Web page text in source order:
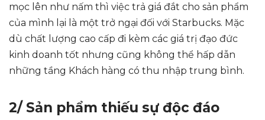
mọc lên như nấm thì việc trả giá đắt cho sản phẩm
của mình lại là một trở ngại đối với Starbucks. Mặc
dù chất lượng cao cấp đi kèm các giá trị đạo đức
kinh doanh tốt nhưng cũng không thể hấp dẫn
những tầng Khách hàng có thu nhập trung bình.
2/ Sản phẩm thiếu sự độc đáo